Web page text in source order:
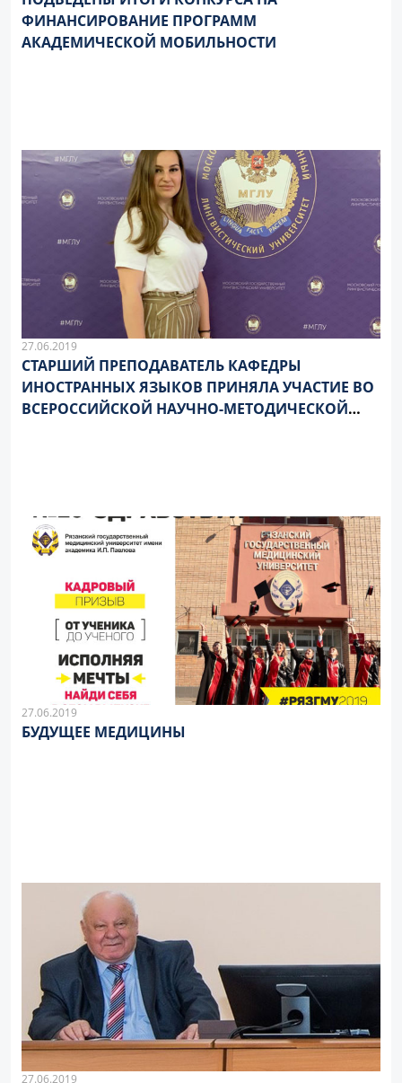
ФИНАНСИРОВАНИЕ ПРОГРАММ
АКАДЕМИЧЕСКОЙ МОБИЛЬНОСТИ
27.06.2019
СТАРШИЙ ПРЕПОДАВАТЕЛЬ КАФЕДРЫ
ИНОСТРАННЫХ ЯЗЫКОВ ПРИНЯЛА УЧАСТИЕ ВО
ВСЕРОССИЙСКОЙ НАУЧНО-МЕТОДИЧЕСКОЙ
27.06.2019
БУДУЩЕЕ МЕДИЦИНЫ
27.06.2019